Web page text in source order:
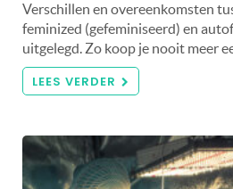
Verschillen en overeenkomsten
feminized (gefeminiseerd) en
uitgelegd. Zo koop je nooit meer
LEES VERDER